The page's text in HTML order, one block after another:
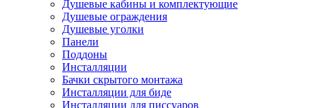
Душевые кабины и комплектующие
Душевые ограждения
Душевые уголки
Панели
Поддоны
Инсталляции
Бачки скрытого монтажа
Инсталляции для биде
Инсталляции для писсуаров